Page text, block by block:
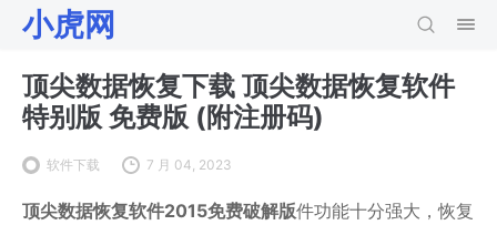
小虎网
顶尖数据恢复下载 顶尖数据恢复软件
特别版 免费版 (附注册码)
软件下载 7 月 04, 2023
顶尖数据恢复软件2015免费破解版件功能十分强大，恢复